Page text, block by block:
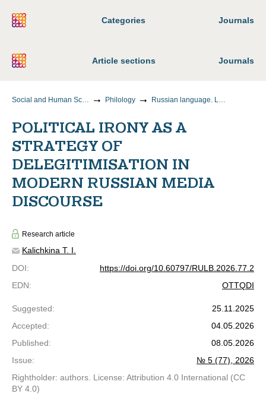
Categories Journals
Article sections Journals
Social and Human Sciences Philology Russian language. Languages of the peoples of Russia
POLITICAL IRONY AS A
STRATEGY OF
DELEGITIMISATION IN
MODERN RUSSIAN MEDIA
DISCOURSE
Research article
Kalichkina T. I.
DOI:
https://doi.org/10.60797/RULB.2026.77.2
EDN: OTTQDI
Suggested:
25.11.2025
Accepted:
04.05.2026
Published:
08.05.2026
Issue:
№ 5 (77), 2026
Rightholder: authors. License: Attribution 4.0 International (CC
BY 4.0)